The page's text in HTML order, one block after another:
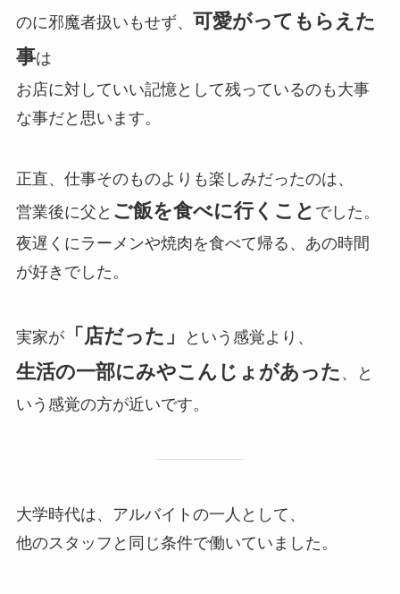
のに邪魔者扱いもせず、 可愛がってもらえた
事は
お店に対していい記憶として残っているのも大事
な事だと思います。
正直、仕事そのものよりも楽しみだったのは、
営業後に父と ご飯を食べに行くこと でした。
夜遅くにラーメンや焼肉を食べて帰る、あの時間
が好きでした。
実家が「店だった」 という感覚より、
生活の一部にみやこんじょがあった 、と
いう感覚の方が近いです。
大学時代は、アルバイトの一人として、
他のスタッフと同じ条件で働いていました。